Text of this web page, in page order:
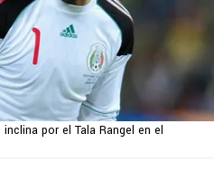
por el Tala Rangel en el